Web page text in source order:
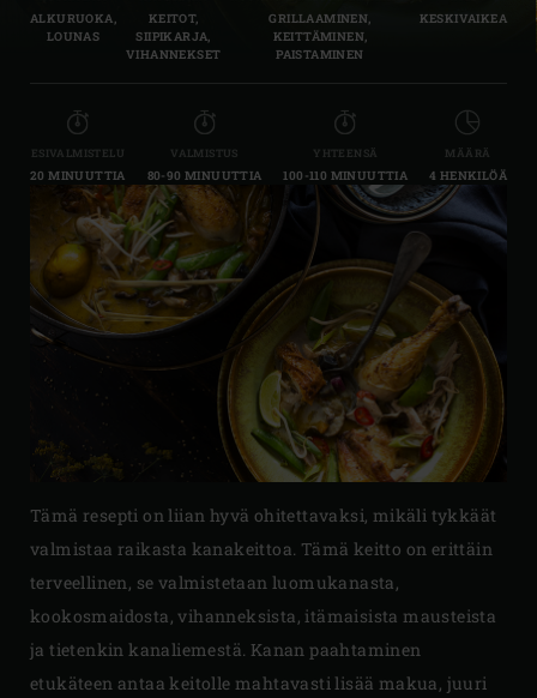
ALKURUOKA,
LOUNAS
KEITOT,
SIIPIKARJA,
VIHANNEKSET
GRILLAAMINEN,
KEITTÄMINEN,
PAISTAMINEN
KESKIVAIKEA
ESIVALMISTELU
20 MINUUTTIA
VALMISTUS
80-90 MINUUTTIA
YHTEENSÄ
100-110 MINUUTTIA
MÄÄRÄ
4 HENKILÖÄ
Tämä resepti on liian hyvä ohitettavaksi, mikäli tykkäät
valmistaa raikasta kanakeittoa. Tämä keitto on erittäin
terveellinen, se valmistetaan luomukanasta,
kookosmaidosta, vihanneksista, itämaisista mausteista
ja tietenkin kanaliemestä. Kanan paahtaminen
etukäteen antaa keitolle mahtavasti lisää makua, juuri